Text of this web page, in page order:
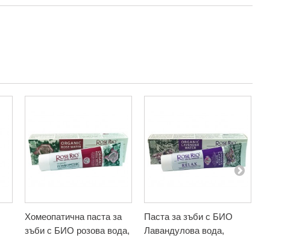
Хомеопатична паста за
зъби с БИО розова вода,
Паста за зъби с БИО
Лавандулова вода,